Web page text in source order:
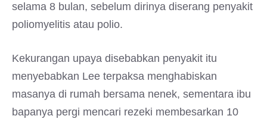
selama 8 bulan, sebelum dirinya diserang penyakit
poliomyelitis atau polio.
Kekurangan upaya disebabkan penyakit itu
menyebabkan Lee terpaksa menghabiskan
masanya di rumah bersama nenek, sementara ibu
bapanya pergi mencari rezeki membesarkan 10